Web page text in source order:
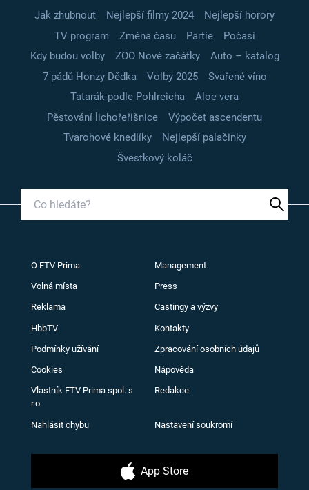
Jak zhubnout Nejlepší filmy 2024
Nejlepší horory
TV program
Změna času Partie
Počasí
Kdy budou volby
ZOO Nové začátky
Auto – katalog
7 pádů Honzy Dědka
Volby 2025
Svařené víno
Tatarák podle Pohlreicha
Aloe vera
Pěstování lichořeřišnice
Výpočet ascendentu
Tvarohové knedlíky
Nejlepší palačinky
Švestkový koláč
O FTV Prima Management
Volná místa Press
Reklama Castingy a výzvy
HbbTV Kontakty
Podmínky užívání Zpracování osobních údajů
Cookies Nápověda
Vlastník FTV Prima spol. s
r.o.
Redakce
Nahlásit chybu Nastavení soukromí
App Store